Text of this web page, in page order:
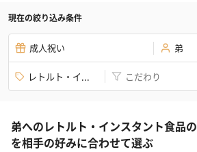
現在の絞り込み条件
成人祝い 弟
レトルト・イ... こだわり
弟へのレトルト・インスタント食品
を相手の好みに合わせて選ぶ